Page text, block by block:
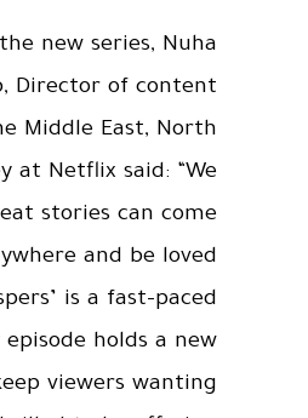
new series, Nuha
Director of content
Middle East, North
at Netflix said: “We
stories can come
and be loved
is a fast-paced
holds a new
viewers wanting